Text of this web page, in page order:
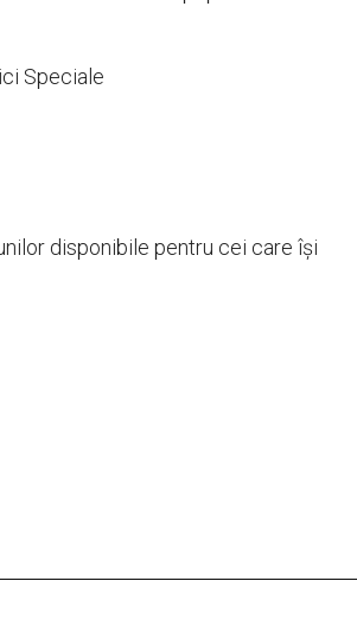
Speciale
disponibile pentru cei care își